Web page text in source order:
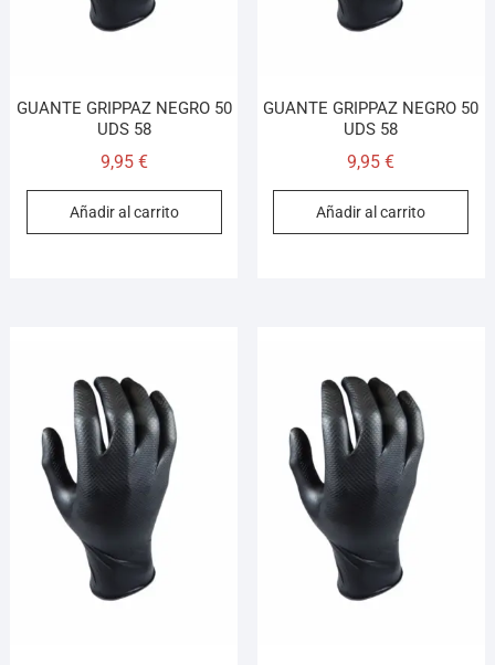
GUANTE GRIPPAZ NEGRO 50
UDS 58
9,95 €
Añadir al carrito
GUANTE GRIPPAZ NEGRO 50
UDS 58
9,95€
Añadir al carrito